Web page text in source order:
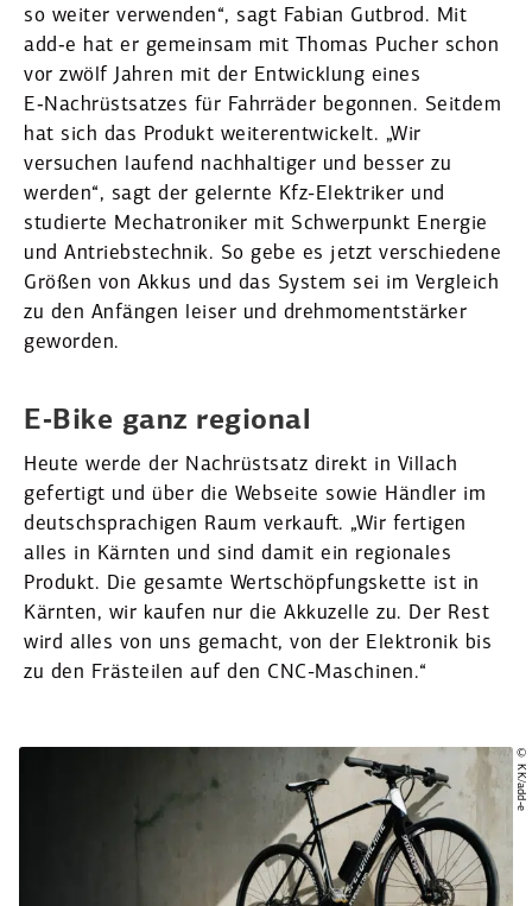
so weiter verwenden“, sagt Fabian Gutbrod. Mit
add‑e hat er gemeinsam mit Thomas Pucher schon
vor zwölf Jahren mit der Entwicklung eines
E‑Nachrüstsatzes für Fahrräder begonnen. Seitdem
hat sich das Produkt weiter­ent­wi­ckelt. „Wir
versuchen laufend nachhal­tiger und besser zu
werden“, sagt der gelernte Kfz-Elektriker und
studierte Mecha­tro­niker mit Schwer­punkt Energie
und Antriebs­technik. So gebe es jetzt verschiedene
Größen von Akkus und das System sei im Vergleich
zu den Anfängen leiser und drehmo­ment­stärker
geworden.
E‑Bike ganz regional
Heute werde der Nachrüstsatz direkt in Villach
gefertigt und über die Webseite sowie Händler im
deutsch­spra­chigen Raum verkauft. „Wir fertigen
alles in Kärnten und sind damit ein regio­nales
Produkt. Die gesamte Wertschöp­fungs­kette ist in
Kärnten, wir kaufen nur die Akkuzelle zu. Der Rest
wird alles von uns gemacht, von der Elektronik bis
zu den Fräs­teilen auf den CNC-Maschinen.“
© KK/add‑e